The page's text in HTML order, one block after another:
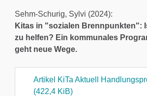
Sehm-Schurig, Sylvi (2024):
Kitas in "sozialen Brennpunkten":
zu helfen? Ein kommunales
geht neue Wege.
Artikel KiTa Aktuell
(422,4 KiB)